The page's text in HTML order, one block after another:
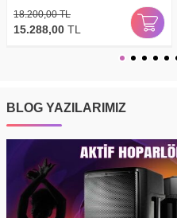
18.200,00TL
15.288,00 TL
BLOG YAZILARIMIZ